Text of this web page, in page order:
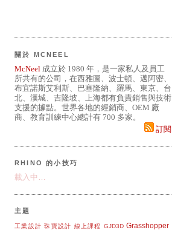
關於 MCNEEL
McNeel 成立於 1980 年，是一家私人及員工
所共有的公司，在西雅圖、波士頓、邁阿密、
布宜諾斯艾利斯、巴塞隆納、羅馬、東京、台
北、漢城、吉隆坡、上海都有負責銷售與技術
支援的據點。世界各地的經銷商、OEM 廠
商、教育訓練中心總計有 700 多家。
訂閱
RHINO 的小技巧
載入中…
主題
工業設計 珠寶設計 線上課程 GJD3D Grasshopper